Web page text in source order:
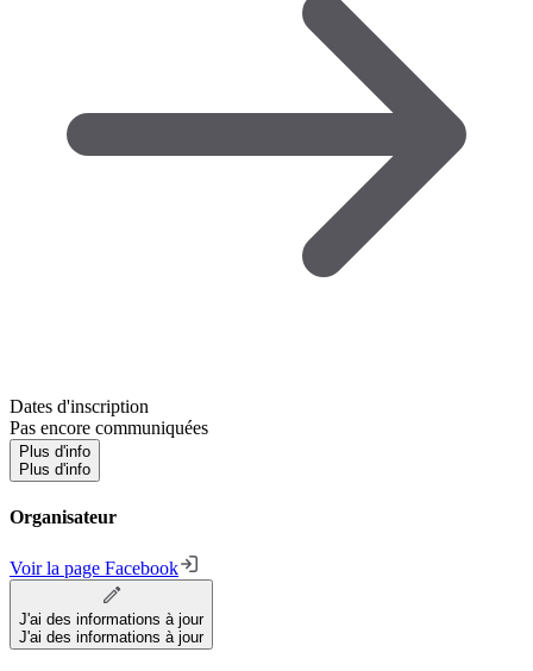
Dates d'inscription
Pas encore communiquées
Plus d'info
Plus d'info
Organisateur
Voir la page Facebook
J'ai des informations à jour
J'ai des informations à jour